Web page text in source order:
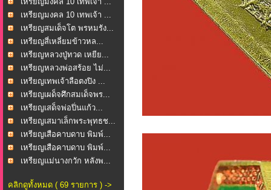
เหรียญมงคล 10 เทพเจ้า ...
เหรียญสมเด็จโต พรหมรัง...
เหรียญสี่เหลี่ยมข้าวหล...
เหรียญหลวงปู่ทวด เหยีย...
เหรียญหลวงพ่อสร้อย ไม่...
เหรียญเทพเจ้าลือตงปิง ...
เหรียญเผด็จศึกสมเด็จพร...
เหรียญเสด็จพ่อปิ่นแก้ว...
เหรียญเสมาเล็กพระพุทธช...
เหรียญเสือคาบดาบ พิมพ์...
เหรียญเสือคาบดาบ พิมพ์...
เหรียญแม่นางกวัก หลังพ...
คลิกดูทั้งหมด ( 69 รายการ ) ->